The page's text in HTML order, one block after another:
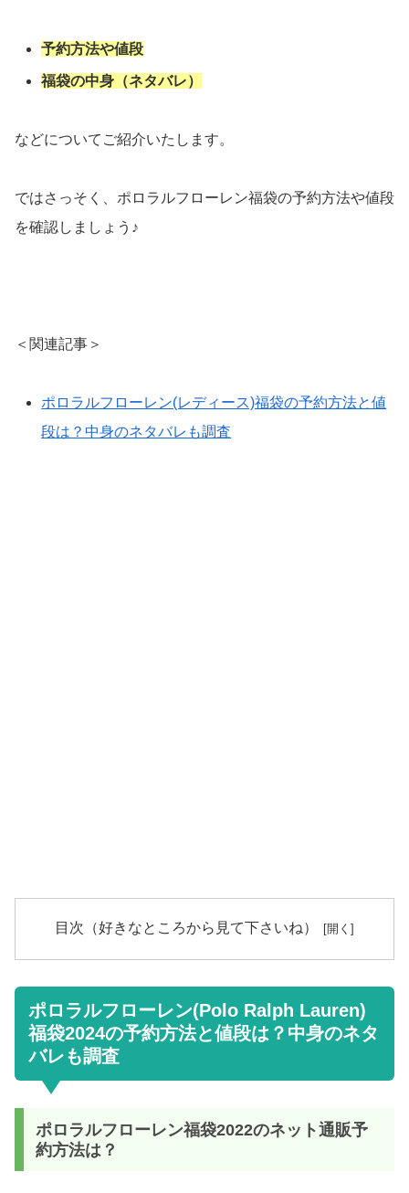
予約方法や値段
福袋の中身（ネタバレ）
などについてご紹介いたします。
ではさっそく、ポロラルフローレン福袋の予約方法や値段
を確認しましょう♪
＜関連記事＞
ポロラルフローレン(レディース)福袋の予約方法と値
段は？中身のネタバレも調査
目次（好きなところから見て下さいね）
ポロラルフローレン(Polo Ralph Lauren)
福袋2024の予約方法と値段は？中身のネタ
バレも調査
ポロラルフローレン福袋2022のネット通販予
約方法は？